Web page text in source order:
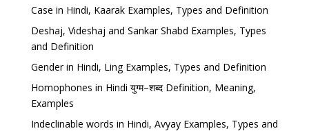
Case in Hindi, Kaarak Examples, Types and Definition
Deshaj, Videshaj and Sankar Shabd Examples, Types
and Definition
Gender in Hindi, Ling Examples, Types and Definition
Homophones in Hindi युग्म–शब्द Definition, Meaning,
Examples
Indeclinable words in Hindi, Avyay Examples, Types and